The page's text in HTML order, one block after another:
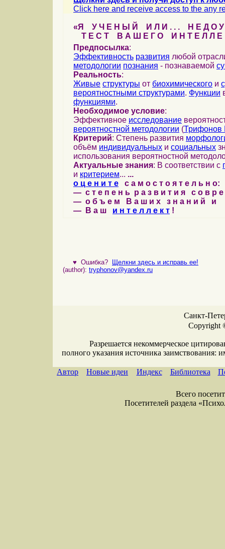
Click here and receive access to the any
«Я У Ч Е Н Ы Й И Л И . . . Н Е Д О У
Т Е С Т В А Ш Е Г О И Н Т Е Л Л Е
Предпосылка:
Эффективность развития любой
методологии познания - познаваемой
Реальность:
Живые структуры от биохимического и
вероятностными структурами. Функции
функциями.
Необходимое условие:
Эффективное исследование
вероятностной методологии (Трифонов
Критерий: Степень развития
объём индивидуальных и социальных
использования вероятностной
Актуальные знания: В соответствии с
и критерием... ...
о ц е н и т е с а м о с т о я т е л ь н о:
— с т е п е н ь р а з в и т и я с о в р
— о б ъ е м В а ш и х з н а н и й и
— В а ш и н т е л л е к т !
♥ Ошибка?
Щелкни здесь и исправь ее!
(author): tryphonov@yandex.ru
Санкт-
Copyright
Разрешается некоммерческое
полного указания источника заимствования:
Автор Новые идеи Индекс Библиотека
Всего
Посетителей раздела